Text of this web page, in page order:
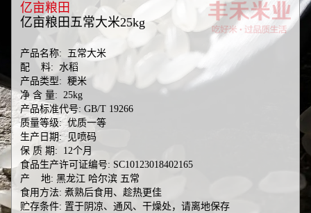
亿亩粮田
亿亩粮田五常大米25kg
产品名称: 五常大米
配 料: 水稻
产品类型: 粳米
净 含 量: 25kg
产品标准代号: GB/T 19266
质量等级: 优质一等
生产日期: 见喷码
保 质 期: 12个月
食品生产许可证编号: SC10123018402165
产 地: 黑龙江 哈尔滨 五常
食用方法: 煮熟后食用、趁热更佳
贮存条件: 置于阴凉、通风、干燥处，请离地保存